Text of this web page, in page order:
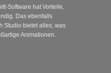
Software hat Vorteile,
Das ebenfalls
Studio bietet alles, was
Animationen.